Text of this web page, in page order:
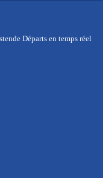
Départs en temps réel